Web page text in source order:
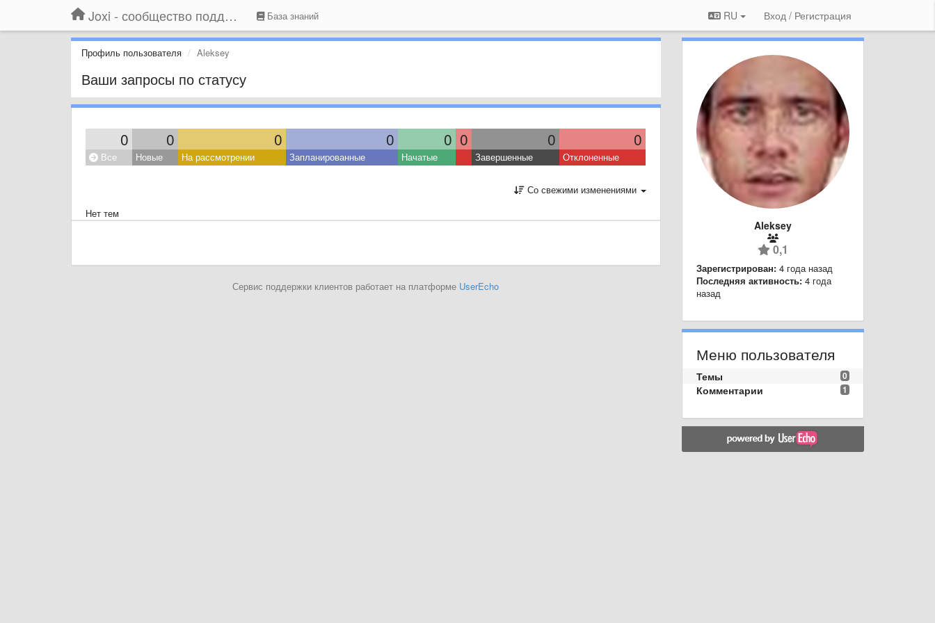
Joxi - сообщество поддержки База знаний RU Вход / Регистрация
Профиль пользователя Aleksey
Ваши запросы по статусу
0 0 0 0 0 0 0 0
Все Новые На рассмотрении Запланированные Начатые Завершенные Отклоненные
Со свежими изменениями
Нет тем
Сервис поддержки клиентов работает на платформе UserEcho
Aleksey
0,1
Зарегистрирован: 4 года назад
Последняя активность: 4 года
назад
Меню пользователя
0
Темы
1
Комментарии